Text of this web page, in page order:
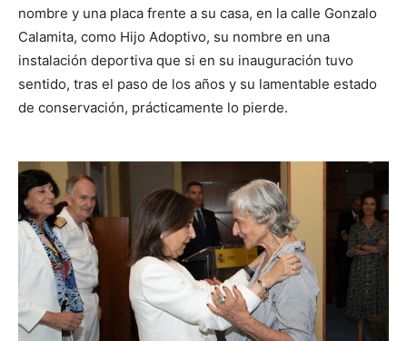
nombre y una placa frente a su casa, en la calle Gonzalo
Calamita, como Hijo Adoptivo, su nombre en una
instalación deportiva que si en su inauguración tuvo
sentido, tras el paso de los años y su lamentable estado
de conservación, prácticamente lo pierde.